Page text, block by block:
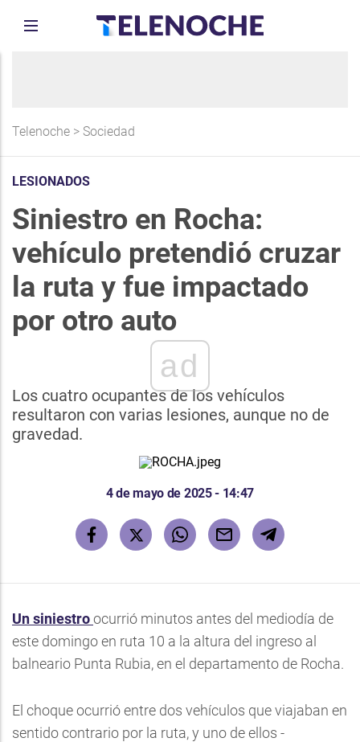
Telenoche > Sociedad
LESIONADOS
Siniestro en Rocha:
vehículo pretendió cruzar
la ruta y fue impactado
por otro auto
ad
Los cuatro ocupantes de los vehículos
resultaron con varias lesiones, aunque no de
gravedad.
4 de mayo de 2025 - 14:47
Un siniestroocurrió minutos antes del mediodía de
este domingo en ruta 10 a la altura del ingreso al
balneario Punta Rubia, en el departamento de Rocha.
El choque ocurrió entre dos vehículos que viajaban en
sentido contrario por la ruta, y uno de ellos -